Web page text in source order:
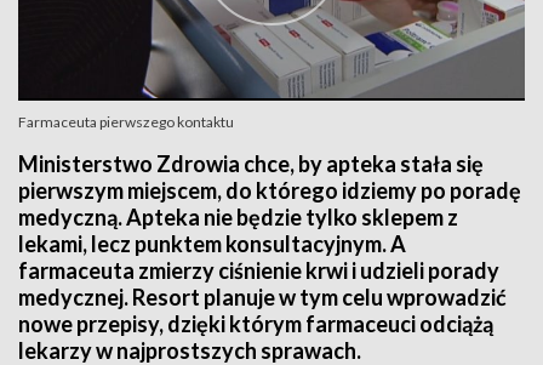
Farmaceuta pierwszego kontaktu
Ministerstwo Zdrowia chce, by apteka stała się
pierwszym miejscem, do którego idziemy po poradę
medyczną. Apteka nie będzie tylko sklepem z
lekami, lecz punktem konsultacyjnym. A
farmaceuta zmierzy ciśnienie krwi i udzieli porady
medycznej. Resort planuje w tym celu wprowadzić
nowe przepisy, dzięki którym farmaceuci odciążą
lekarzy w najprostszych sprawach.